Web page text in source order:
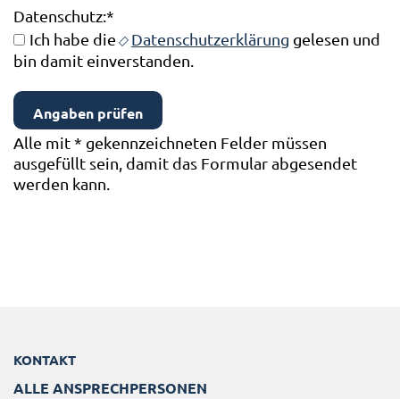
Datenschutz:*
Ich habe die
Datenschutzerklärung gelesen und
bin damit einverstanden.
Alle mit* gekennzeichneten Felder müssen
ausgefüllt sein, damit das Formular abgesendet
werden kann.
KONTAKT
ALLE ANSPRECHPERSONEN